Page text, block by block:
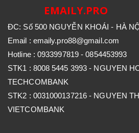
EMAILY.PRO
ĐC: Số 500 NGUYỄN KHOÁI - HÀ
Email : emaily.pro88@gmail.com
Hotline : 0933997819 - 0854453993
STK1 : 8008 5445 3993 - NGUYEN
TECHCOMBANK
STK2 : 0031000137216 - NGUYEN
VIETCOMBANK